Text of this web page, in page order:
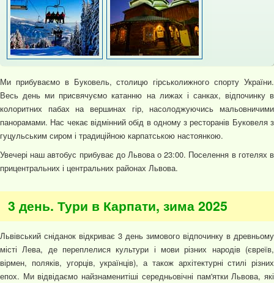
Ми прибуваємо в Буковель, столицю гірськолижного спорту України.
Весь день ми присвячуємо катанню на лижах і санках, відпочинку в
колоритних пабах на вершинах гір, насолоджуючись мальовничими
панорамами. Нас чекає відмінний обід в одному з ресторанів Буковеля з
гуцульським сиром і традиційною карпатською настоянкою.
Увечері наш автобус прибуває до Львова о 23:00. Поселення в готелях в
прицентральних і центральних районах Львова.
3 день. Тури в Карпати, зима 2025
Львівський сніданок відкриває 3 день зимового відпочинку в древньому
місті Лева, де переплелися культури і мови різних народів (євреїв,
вірмен, поляків, угорців, українців), а також архітектурні стилі різних
епох. Ми відвідаємо найзнаменитіші середньовічні пам'ятки Львова, які